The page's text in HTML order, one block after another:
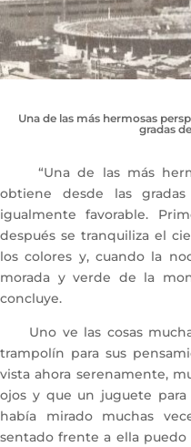
Una de las más hermosas
gradas
“Una de las más
obtiene desde las
igualmente favorable.
después se tranquiliza el
los colores y, cuando la
morada y verde de la
concluye.
Uno ve las cosas
trampolín para sus
vista ahora serenamente,
ojos y que un juguete
había mirado muchas
sentado frente a ella